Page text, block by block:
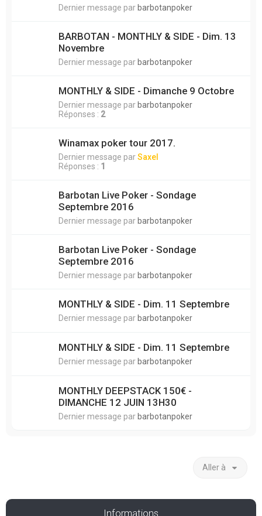
Dernier message parbarbotanpoker
BARBOTAN - MONTHLY & SIDE - Dim. 13
Novembre
Dernier message parbarbotanpoker
MONTHLY & SIDE - Dimanche 9 Octobre
Dernier message parbarbotanpoker
Réponses : 2
Winamax poker tour 2017.
Dernier message parSaxel
Réponses : 1
Barbotan Live Poker - Sondage
Septembre 2016
Dernier message parbarbotanpoker
Barbotan Live Poker - Sondage
Septembre 2016
Dernier message parbarbotanpoker
MONTHLY & SIDE - Dim. 11 Septembre
Dernier message parbarbotanpoker
MONTHLY & SIDE - Dim. 11 Septembre
Dernier message parbarbotanpoker
MONTHLY DEEPSTACK 150€ -
DIMANCHE 12 JUIN 13H30
Dernier message parbarbotanpoker
Aller à
Informations